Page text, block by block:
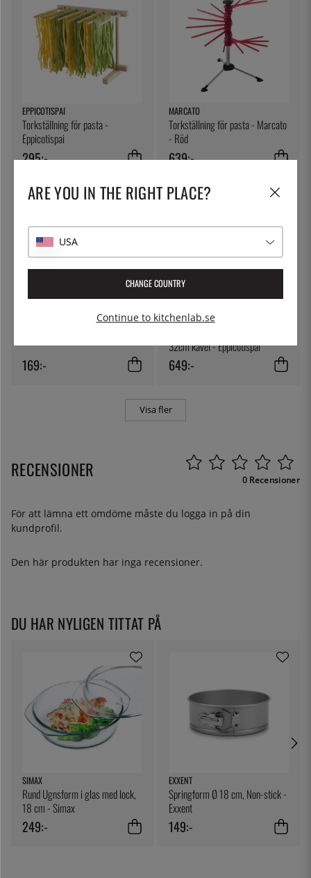
EPPICOTISPAI
Torkställning för pasta -
Eppicotispai
295:-
MARCATO
Torkställning för pasta - Marcato
- Röd
639:-
169:-
EPPICOTISPAI
32cm kavel - Eppicotispai
649:-
Visa fler
RECENSIONER 0 Recensioner
För att lämna ett omdöme måste du logga in på din
kundprofil.
Den här produkten har inga recensioner.
DU HAR NYLIGEN TITTAT PÅ
SIMAX
Rund Ugnsform i glas med lock,
18 cm - Simax
249:-
EXXENT
Springform Ø 18 cm, Non-stick -
Exxent
149:-
ARE YOU IN THE RIGHT PLACE?
USA
CHANGE COUNTRY
Continue to kitchenlab.se